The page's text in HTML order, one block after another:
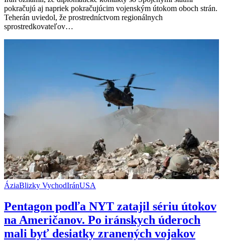
podľa
Iránu
pokračujú
napriek
pokračujú aj napriek pokračujúcim vojenským útokom oboch strán.
Teherán uviedol, že prostredníctvom regionálnych
sprostredkovateľov…
ÁziaBlizky VychodIránUSA
Pentagon podľa NYT zatajil sériu útokov
na Američanov. Po iránskych úderoch
mali byť desiatky zranených vojakov